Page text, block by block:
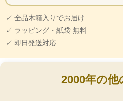
✓ 全品木箱入りでお届け
✓ ラッピング・紙袋 無料
✓ 即日発送対応
2000年の他